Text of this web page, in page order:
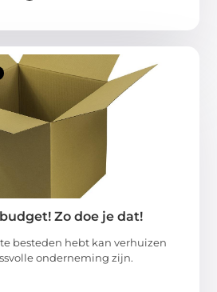
Zo doe je dat!
besteden hebt kan verhuizen
onderneming zijn.